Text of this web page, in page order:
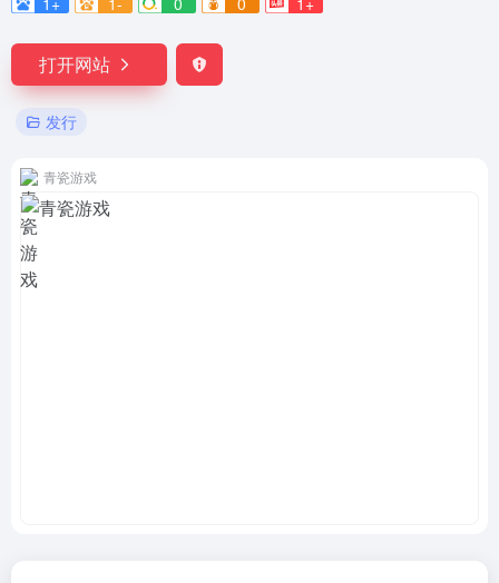
打开网站
发行
青瓷游戏